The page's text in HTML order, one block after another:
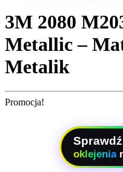
3M 2080
Metallic –
Metalik
Promocja!
Sprawdź
oklejenia